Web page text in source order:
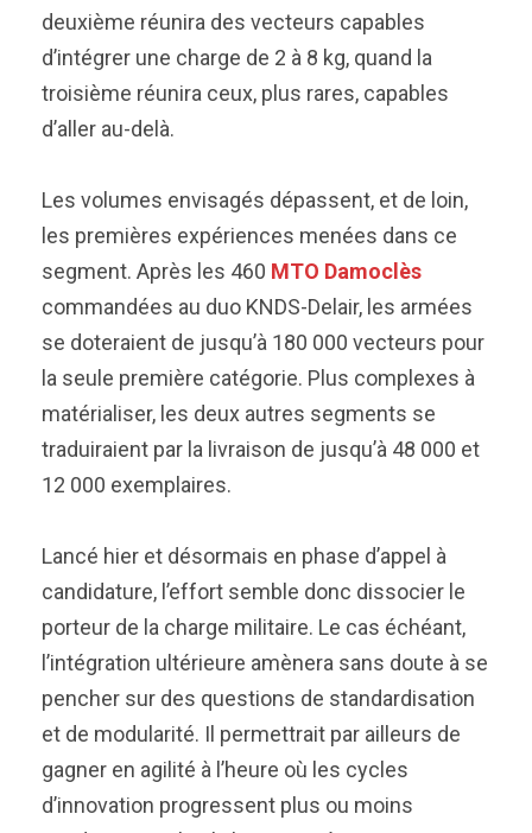
deuxième réunira des vecteurs capables
d’intégrer une charge de 2 à 8 kg, quand la
troisième réunira ceux, plus rares, capables
d’aller au-delà.
Les volumes envisagés dépassent, et de loin,
les premières expériences menées dans ce
segment. Après les 460 MTO Damoclès
commandées au duo KNDS-Delair, les armées
se doteraient de jusqu’à 180 000 vecteurs pour
la seule première catégorie. Plus complexes à
matérialiser, les deux autres segments se
traduiraient par la livraison de jusqu’à 48 000 et
12 000 exemplaires.
Lancé hier et désormais en phase d’appel à
candidature, l’effort semble donc dissocier le
porteur de la charge militaire. Le cas échéant,
l’intégration ultérieure amènera sans doute à se
pencher sur des questions de standardisation
et de modularité. Il permettrait par ailleurs de
gagner en agilité à l’heure où les cycles
d’innovation progressent plus ou moins